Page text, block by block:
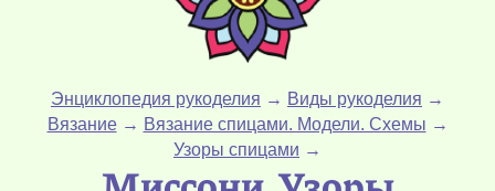
Энциклопедия рукоделия → Виды рукоделия →
Вязание→ Вязание спицами. Модели. Схемы →
Узоры спицами →